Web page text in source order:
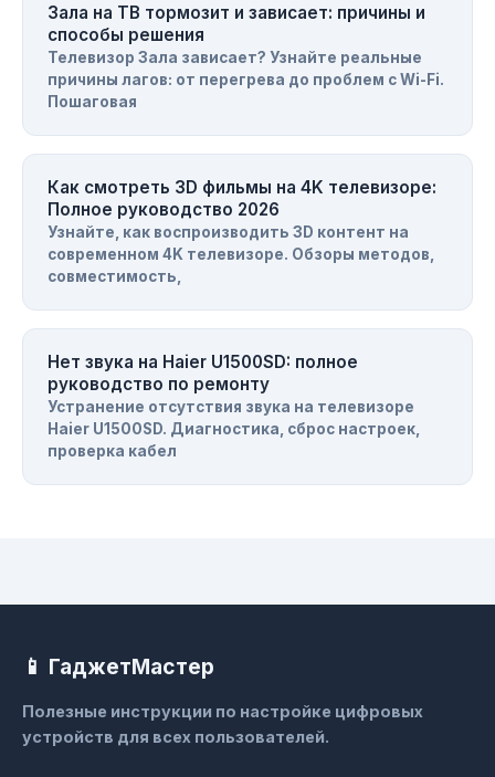
Зала на ТВ тормозит и зависает: причины и
способы решения
Телевизор Зала зависает? Узнайте реальные
причины лагов: от перегрева до проблем с Wi-Fi.
Пошаговая
Как смотреть 3D фильмы на 4K телевизоре:
Полное руководство 2026
Узнайте, как воспроизводить 3D контент на
современном 4K телевизоре. Обзоры методов,
совместимость,
Нет звука на Haier U1500SD: полное
руководство по ремонту
Устранение отсутствия звука на телевизоре
Haier U1500SD. Диагностика, сброс настроек,
проверка кабел
📱 ГаджетМастер
Полезные инструкции по настройке цифровых
устройств для всех пользователей.